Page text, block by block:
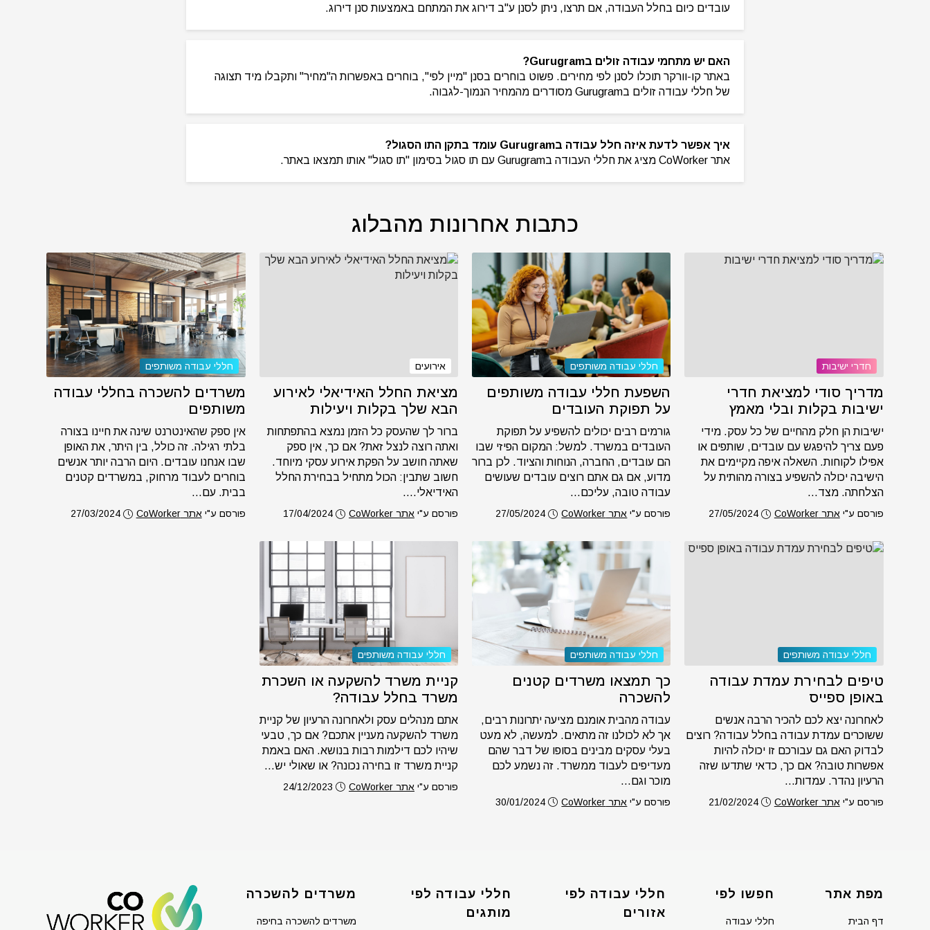
עובדים כיום בחלל העבודה, אם תרצו, ניתן לסנן ע"ב דירוג את המתחם באמצעות סנן דירוג.
האם יש מתחמי עבודה זולים בGurugram?
באתר קו-וורקר תוכלו לסנן לפי מחירים. פשוט בוחרים בסנן "מיין לפי", בוחרים באפשרות ה"מחיר" ותקבלו מיד תצוגה
של חללי עבודה זולים בGurugram מסודרים מהמחיר הנמוך-לגבוה.
איך אפשר לדעת איזה חלל עבודה בGurugram עומד בתקן התו הסגול?
אתר CoWorker מציג את חללי העבודה בGurugram עם תו סגול בסימון "תו סגול" אותו תמצאו באתר.
כתבות אחרונות מהבלוג
חדרי ישיבות
מדריך סודי למציאת חדרי
ישיבות בקלות ובלי מאמץ
ישיבות הן חלק מהחיים של כל עסק. מידי
פעם צריך להיפגש עם עובדים, שותפים או
אפילו לקוחות. השאלה איפה מקיימים את
הישיבה יכולה להשפיע בצורה מהותית על
הצלחתה. מצד...
פורסם ע"יאתר CoWorker 27/05/2024
חללי עבודה משותפים
השפעת חללי עבודה משותפים
על תפוקת העובדים
גורמים רבים יכולים להשפיע על תפוקת
העובדים במשרד. למשל: המקום הפיזי שבו
הם עובדים, החברה, הנוחות והציוד. לכן ברור
מדוע, אם גם אתם רוצים עובדים שעושים
עבודה טובה, עליכם...
פורסם ע"י אתר CoWorker 27/05/2024
אירועים
מציאת החלל האידיאלי לאירוע
הבא שלך בקלות ויעילות
ברור לך שהעסק כל הזמן נמצא בהתפתחות
ואתה רוצה לנצל זאת? אם כך, אין ספק
שאתה חושב על הפקת אירוע עסקי מיוחד.
חשוב שתבין: הכול מתחיל בבחירת החלל
האידיאלי....
פורסם ע"י אתר CoWorker 17/04/2024
חללי עבודה משותפים
משרדים להשכרה בחללי עבודה
משותפים
אין ספק שהאינטרנט שינה את חיינו בצורה
בלתי רגילה. זה כולל, בין היתר, את האופן
שבו אנחנו עובדים. היום הרבה יותר אנשים
בוחרים לעבוד מרחוק, במשרדים קטנים
בבית. עם...
פורסם ע"יאתר CoWorker 27/03/2024
חללי עבודה משותפים
טיפים לבחירת עמדת עבודה
באופן ספייס
לאחרונה יצא לכם להכיר הרבה אנשים
ששוכרים עמדת עבודה בחלל עבודה? רוצים
לבדוק האם גם עבורכם זו יכולה להיות
אפשרות טובה? אם כך, כדאי שתדעו שזה
הרעיון נהדר. עמדות...
פורסם ע"יאתר CoWorker 21/02/2024
חללי עבודה משותפים
כך תמצאו משרדים קטנים
להשכרה
עבודה מהבית אומנם מציעה יתרונות רבים,
אך לא לכולנו זה מתאים. למעשה, לא מעט
בעלי עסקים מבינים בסופו של דבר שהם
מעדיפים לעבוד ממשרד. זה נשמע לכם
מוכר וגם...
פורסם ע"י אתר CoWorker 30/01/2024
חללי עבודה משותפים
קניית משרד להשקעה או השכרת
משרד בחלל עבודה?
אתם מנהלים עסק ולאחרונה הרעיון של קניית
משרד להשקעה מעניין אתכם? אם כך, טבעי
שיהיו לכם דילמות רבות בנושא. האם באמת
קניית משרד זו בחירה נכונה? או שאולי יש...
פורסם ע"י אתר CoWorker 24/12/2023
מפת אתר
דף הבית
חפשו לפי
חללי עבודה
חללי עבודה לפי
אזורים
חללי עבודה לפי
מותגים
משרדים להשכרה
משרדים להשכרה בחיפה